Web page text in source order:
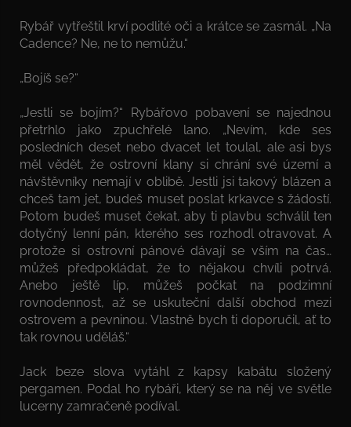
Rybář vytřeštil krví podlité oči a krátce se zasmál. „Na
Cadence? Ne, ne to nemůžu.“
„Bojíš se?“
„Jestli se bojím?“ Rybářovo pobavení se najednou
přetrhlo jako zpuchřelé lano. „Nevím, kde ses
posledních deset nebo dvacet let toulal, ale asi bys
měl vědět, že ostrovní klany si chrání své území a
návštěvníky nemají v oblibě. Jestli jsi takový blázen a
chceš tam jet, budeš muset poslat krkavce s žádostí.
Potom budeš muset čekat, aby ti plavbu schválil ten
dotyčný lenní pán, kterého ses rozhodl otravovat. A
protože si ostrovní pánové dávají se vším na čas…
můžeš předpokládat, že to nějakou chvíli potrvá.
Anebo ještě líp, můžeš počkat na podzimní
rovnodennost, až se uskuteční další obchod mezi
ostrovem a pevninou. Vlastně bych ti doporučil, ať to
tak rovnou uděláš.“
Jack beze slova vytáhl z kapsy kabátu složený
pergamen. Podal ho rybáři, který se na něj ve světle
lucerny zamračeně podíval.